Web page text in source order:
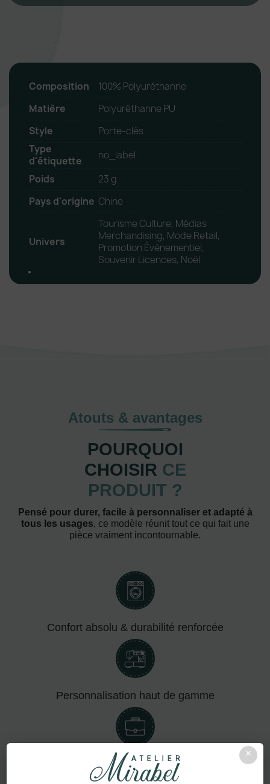
×
Composition
100% Polyuréthanne
Matière
Polyuréthanne PU
Style
Porte-clès
Type
d'étiquette
no_label
Poids
23 g
Pays d'origine Chine
Univers
Tourisme Culture, Médias
Merchandising, Mode Retail,
Promotion Évènementiel,
Souvenir Licences, Noël
Atouts & avantages
POURQUOI
CHOISIR CE
PRODUIT ?
Pensé pour durer, facile à personnaliser et adapté à
tous les usages, ce modèle réunit tout ce qui fait une
pièce vraiment incontournable.
Confort absolu & durabilité renforcée
Personnalisation haut de gamme
Adapté aux pros comme aux particuliers